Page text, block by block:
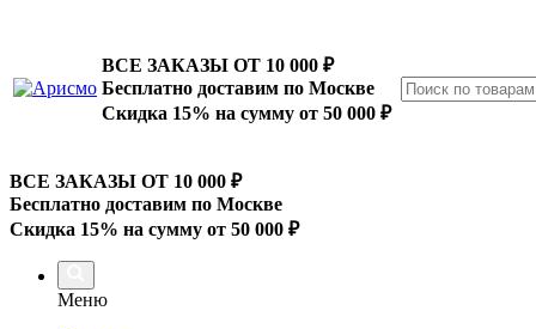
ВСЕ ЗАКАЗЫ ОТ 10 000 ₽
Бесплатно доставим по Москве
Скидка 15% на сумму от 50 000 ₽
ВСЕ ЗАКАЗЫ ОТ 10 000 ₽
Бесплатно доставим по Москве
Скидка 15% на сумму от 50 000 ₽
Меню